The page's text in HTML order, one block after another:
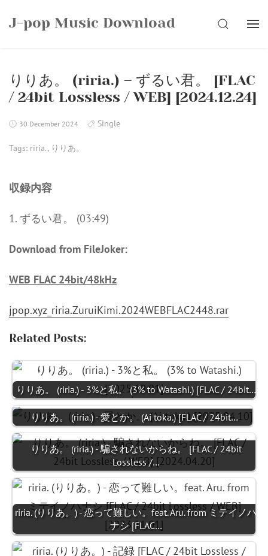
J-pop Music Download SEARCH
りりあ。 (riria.) – ずるい君。 [FLAC
/ 24bit Lossless / WEB] [2024.12.24]
30 December 2024 Single
Tags: riria., りりあ。
収録内容
1. ずるい君。 (03:49)
Download from FileJoker:
WEB FLAC 24bit/48kHz
jpop.xyz_riria.ZuruiKimi.2024WEBFLAC2448.rar
Related Posts:
りりあ。 (riria.) - 3%と私。 (3% to Watashi.) [FLAC / 24bit…
りりあ。 (riria.) - 愛とか。 (Ai toka.) [FLAC / 24bit…
りりあ。 (riria.) - 騙されないからね。 [FLAC / 24bit
Lossless /…
riria. (りりあ。) - 恋って難しい。feat. Aru. from ミテイノハ
ナシ [FLAC…